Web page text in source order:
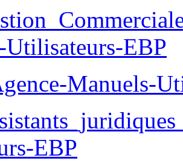
Utilisateurs-EBP
Manuels-
EBP